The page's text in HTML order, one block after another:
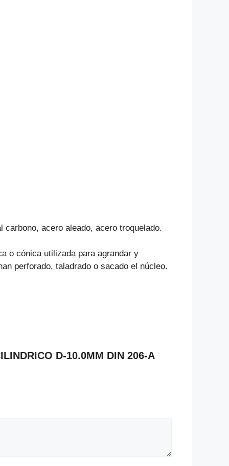
carbono, acero aleado, acero troquelado.
o cónica utilizada para agrandar y
perforado, taladrado o sacado el núcleo.
D-10.0MM DIN 206-A